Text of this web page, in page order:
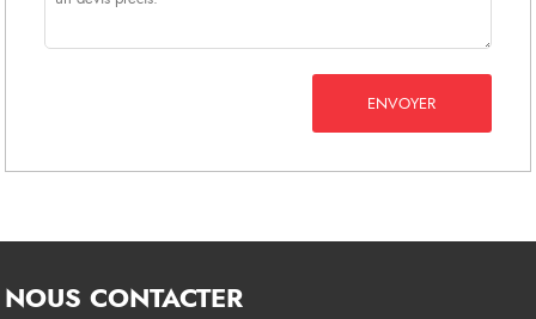
ENVOYER
NOUS CONTACTER